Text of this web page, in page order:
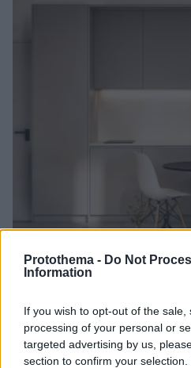
Protothema - Do Not
Information
If you wish to opt-out of the
processing of your personal or
targeted advertising by us,
section to confirm your
Η Smart φοιτητική κατοικία
03.08.2026, 10:56